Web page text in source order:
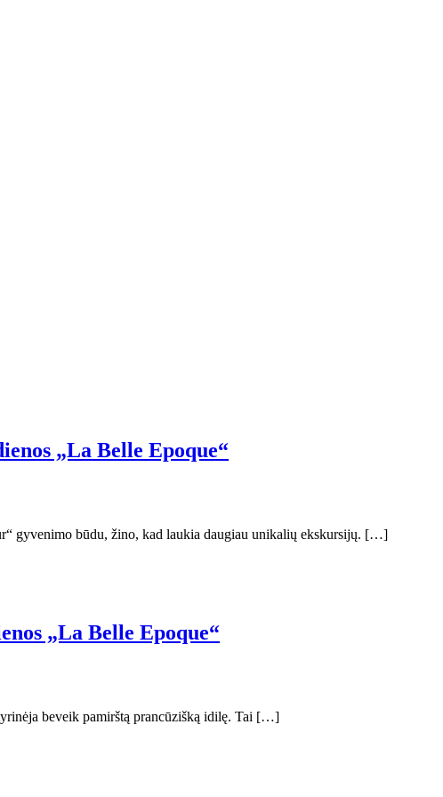
„La Belle Epoque“
gyvenimo būdu, žino, kad laukia daugiau unikalių ekskursijų. […]
„La Belle Epoque“
beveik pamirštą prancūzišką idilę. Tai […]